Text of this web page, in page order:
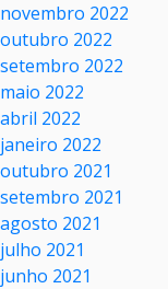
novembro 2022
outubro 2022
setembro 2022
maio 2022
abril 2022
janeiro 2022
outubro 2021
setembro 2021
agosto 2021
julho 2021
junho 2021